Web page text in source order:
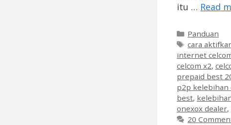
itu … Read
Categories
Panduan
Tags
cara
internet
celcom x2,
prepaid best
p2p kelebihan
best,
onexox dealer,
20